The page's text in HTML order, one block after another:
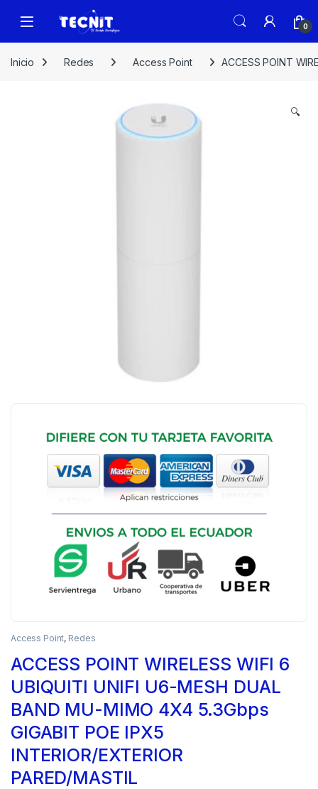
0
Inicio Redes Access Point ACCESS POINT
🔍
Access Point, Redes
ACCESS POINT WIRELESS WIFI 6
UBIQUITI UNIFI U6-MESH DUAL
BAND MU-MIMO 4X4 5.3Gbps
GIGABIT POE IPX5
INTERIOR/EXTERIOR
PARED/MASTIL